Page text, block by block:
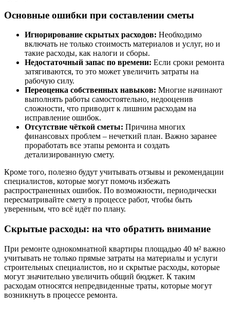
Основные ошибки при составлении сметы
Игнорирование скрытых расходов: Необходимо
включать не только стоимость материалов и услуг, но и
такие расходы, как налоги и сборы.
Недостаточный запас по времени: Если сроки ремонта
затягиваются, то это может увеличить затраты на
рабочую силу.
Переоценка собственных навыков: Многие начинают
выполнять работы самостоятельно, недооценив
сложности, что приводит к лишним расходам на
исправление ошибок.
Отсутствие чёткой сметы: Причина многих
финансовых проблем – нечеткий план. Важно заранее
проработать все этапы ремонта и создать
детализированную смету.
Кроме того, полезно будут учитывать отзывы и рекомендации
специалистов, которые могут помочь избежать
распространенных ошибок. По возможности, периодически
пересматривайте смету в процессе работ, чтобы быть
уверенным, что всё идёт по плану.
Скрытые расходы: на что обратить внимание
При ремонте однокомнатной квартиры площадью 40 м² важно
учитывать не только прямые затраты на материалы и услуги
строительных специалистов, но и скрытые расходы, которые
могут значительно увеличить общий бюджет. К таким
расходам относятся непредвиденные траты, которые могут
возникнуть в процессе ремонта.